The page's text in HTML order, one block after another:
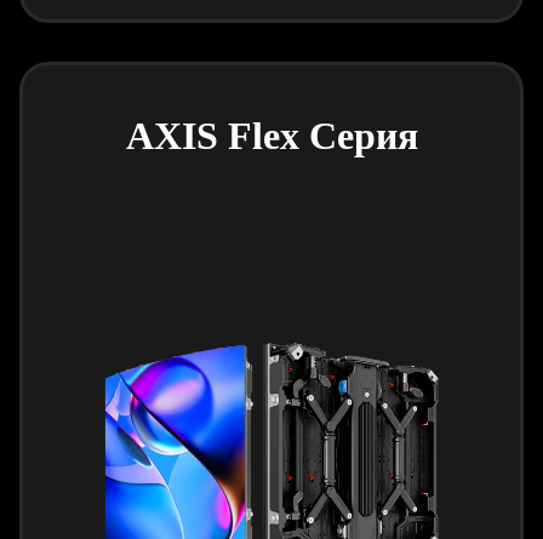
AXIS Flex Серия